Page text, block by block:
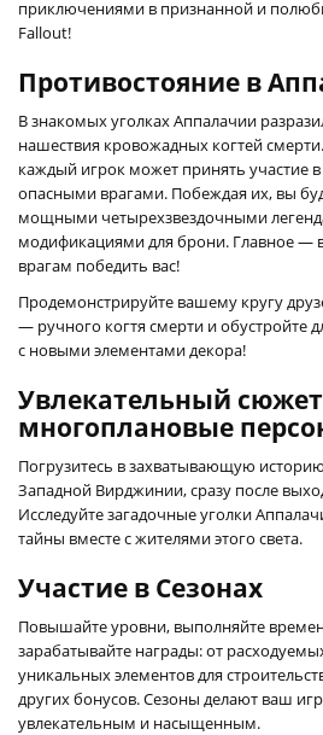
приключениями в признанной и
Fallout!
Противостояние в
В знакомых уголках Аппалачии
нашествия кровожадных когтей
каждый игрок может принять участие
опасными врагами. Побеждая их, вы
мощными четырехзвездочными
модификациями для брони. Главное —
врагам победить вас!
Продемонстрируйте вашему кругу
— ручного когтя смерти и обустройте
с новыми элементами декора!
Увлекательный
многоплановые
Погрузитесь в захватывающую
Западной Вирджинии, сразу после
Исследуйте загадочные уголки
тайны вместе с жителями этого света.
Участие в Сезонах
Повышайте уровни, выполняйте
зарабатывайте награды: от
уникальных элементов для
других бонусов. Сезоны делают ваш
увлекательным и насыщенным.